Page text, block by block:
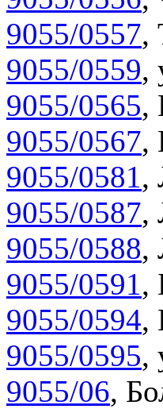
9055/0557,
9055/0559,
9055/0565,
9055/0567,
9055/0581,
9055/0587,
9055/0588,
9055/0591,
9055/0594,
9055/0595,
9055/06,